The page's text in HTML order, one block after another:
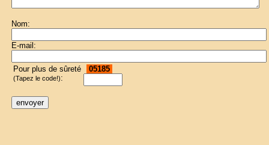
Nom:
E-mail:
Pour plus de sûreté
(Tapez le code!):
05185